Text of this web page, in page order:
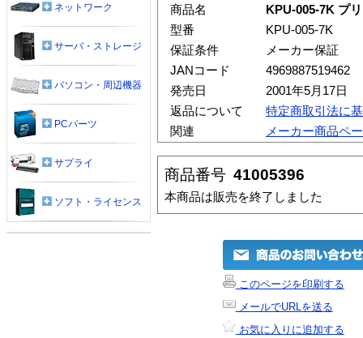
商品名
KPU-005-7K プ
型番
KPU-005-7K
保証条件
メーカー保証
JANコード
4969887519462
発売日
2001年5月17日
返品について
特定商取引法に
関連
メーカー商品ペ
商品番号 41005396
本商品は販売を終了しました
このページを印刷する
メールでURLを送る
お気に入りに追加する
ネットワーク
サーバ・ストレージ
パソコン・周辺機器
PCパーツ
サプライ
ソフト・ライセンス